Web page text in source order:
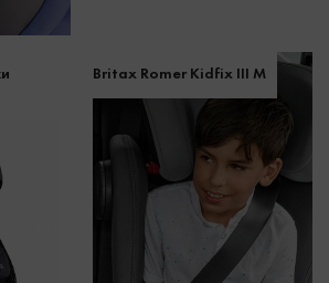
Britax Romer Kidfix III M